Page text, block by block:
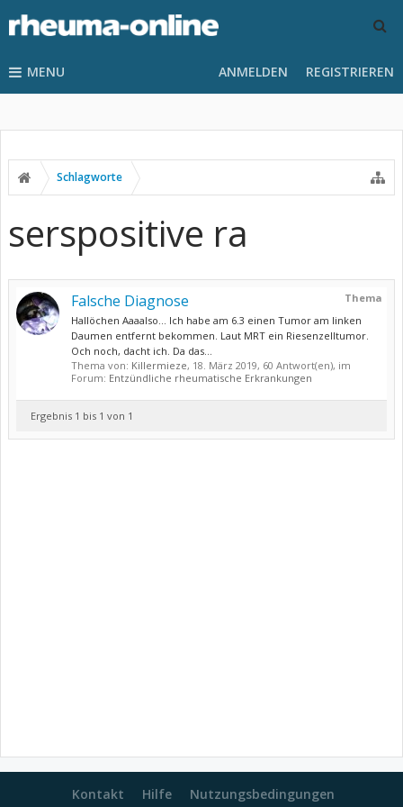
MENU ANMELDEN REGISTRIEREN
Schlagworte
serspositive ra
Thema
Falsche Diagnose
Hallöchen Aaaalso... Ich habe am 6.3 einen Tumor am linken
Daumen entfernt bekommen. Laut MRT ein Riesenzelltumor.
Och noch, dacht ich. Da das...
Thema von: Killermieze, 18. März 2019, 60 Antwort(en), im
Forum: Entzündliche rheumatische Erkrankungen
Ergebnis 1 bis 1 von 1
Kontakt Hilfe Nutzungsbedingungen